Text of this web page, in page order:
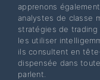
apprenons
analystes de classe
stratégies de trading
les utiliser
ils consultent en
dispensée dans
parlent.